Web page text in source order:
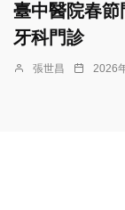
臺中醫院春
牙科門診
張世昌 2026